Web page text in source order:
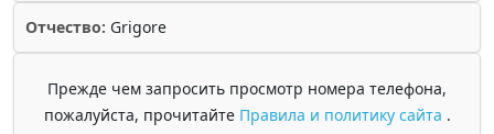
Отчество: Grigore
Прежде чем запросить просмотр номера телефона,
пожалуйста, прочитайте Правила и политику сайта .